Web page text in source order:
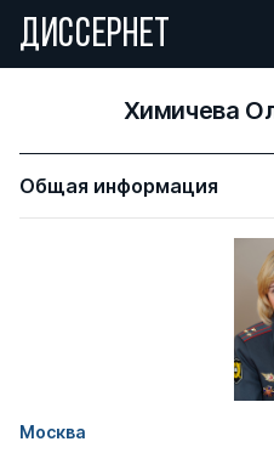
ДИССЕРНЕТ
Химичева
Общая информация
Москва